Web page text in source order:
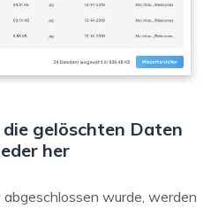
die gelöschten Daten
her
wurde, werden